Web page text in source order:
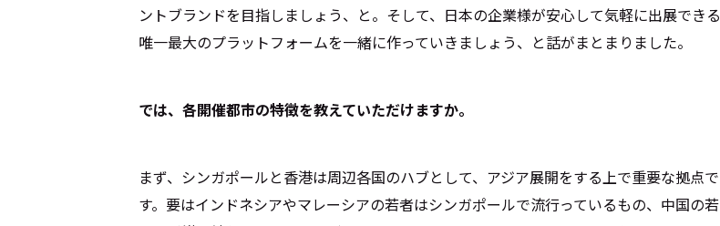
ントブランドを目指しましょう、と。そして、日本の企業様が安心して気軽に出展できる
唯一最大のプラットフォームを一緒に作っていきましょう、と話がまとまりました。
――では、各開催都市の特徴を教えていただけますか。
まず、シンガポールと香港は周辺各国のハブとして、アジア展開をする上で重要な拠点で
す。要はインドネシアやマレーシアの若者はシンガポールで流行っているもの、中国の若